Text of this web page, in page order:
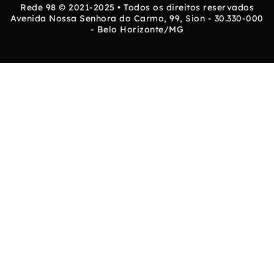
Rede 98 © 2021-2025 • Todos os direitos reservados
Avenida Nossa Senhora do Carmo, 99, Sion - 30.330-000
- Belo Horizonte/MG